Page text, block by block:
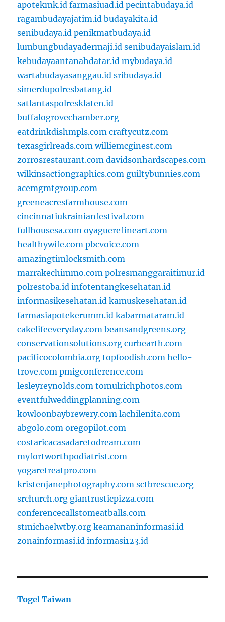
apotekmk.id farmasiuad.id pecintabudaya.id
ragambudayajatim.id budayakita.id
senibudaya.id penikmatbudaya.id
lumbungbudayadermaji.id senibudayaislam.id
kebudayaantanahdatar.id mybudaya.id
wartabudayasanggau.id sribudaya.id
simerdupolresbatang.id
satlantaspolresklaten.id
buffalogrovechamber.org
eatdrinkdishmpls.com craftycutz.com
texasgirlreads.com williemcginest.com
zorrosrestaurant.com davidsonhardscapes.com
wilkinsactiongraphics.com guiltybunnies.com
acemgmtgroup.com
greeneacresfarmhouse.com
cincinnatiukrainianfestival.com
fullhousesa.com oyaguerefineart.com
healthywife.com pbcvoice.com
amazingtimlocksmith.com
marrakechimmo.com polresmanggaraitimur.id
polrestoba.id infotentangkesehatan.id
informasikesehatan.id kamuskesehatan.id
farmasiapotekerumm.id kabarmataram.id
cakelifeeveryday.com beansandgreens.org
conservationsolutions.org curbearth.com
pacificocolombia.org topfoodish.com hello-
trove.com pmigconference.com
lesleyreynolds.com tomulrichphotos.com
eventfulweddingplanning.com
kowloonbaybrewery.com lachilenita.com
abgolo.com oregopilot.com
costaricacasadaretodream.com
myfortworthpodiatrist.com
yogaretreatpro.com
kristenjanephotography.com sctbrescue.org
srchurch.org giantrusticpizza.com
conferencecallstomeatballs.com
stmichaelwtby.org keamananinformasi.id
zonainformasi.id informasi123.id
Togel Taiwan